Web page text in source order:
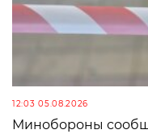
12:03 05.08.2026
Минобороны